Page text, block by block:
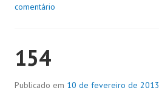
comentário
154
Publicado em 10 de fevereiro de 2013